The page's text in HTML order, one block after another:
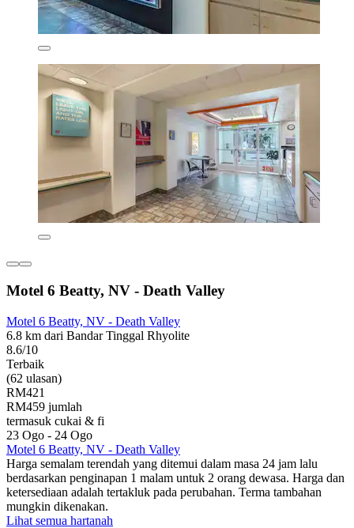
Motel 6 Beatty, NV - Death Valley
Motel 6 Beatty, NV - Death Valley
6.8 km dari Bandar Tinggal Rhyolite
8.6/10
Terbaik
(62 ulasan)
RM421
RM459 jumlah
termasuk cukai & fi
23 Ogo - 24 Ogo
Motel 6 Beatty, NV - Death Valley
Harga semalam terendah yang ditemui dalam masa 24 jam lalu
berdasarkan penginapan 1 malam untuk 2 orang dewasa. Harga dan
ketersediaan adalah tertakluk pada perubahan. Terma tambahan
mungkin dikenakan.
Lihat semua hartanah